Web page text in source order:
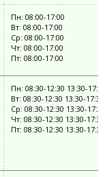
Пн: 08:00-17:00
Вт: 08:00-17:00
Ср: 08:00-17:00
Чт: 08:00-17:00
Пт: 08:00-17:00
Пн: 08:30-12:30 13:30-
Вт: 08:30-12:30 13:30-17:30
Ср: 08:30-12:30 13:30-17:30
Чт: 08:30-12:30 13:30-17:30
Пт: 08:30-12:30 13:30-17:30